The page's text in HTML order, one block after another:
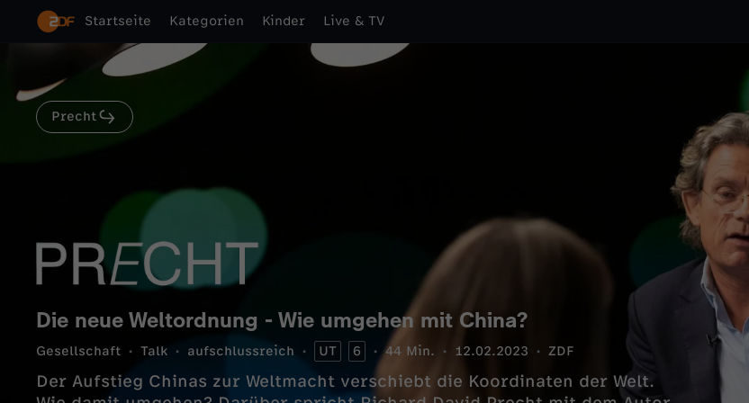
Startseite Kategorien Kinder Live & TV
Precht
Die neue Weltordnung - Wie umgehen mit China?
Gesellschaft Talk aufschlussreich UT 6 44 Min. 12.02.2023 ZDF
Der Aufstieg Chinas zur Weltmacht verschiebt die Koordinaten der Welt.